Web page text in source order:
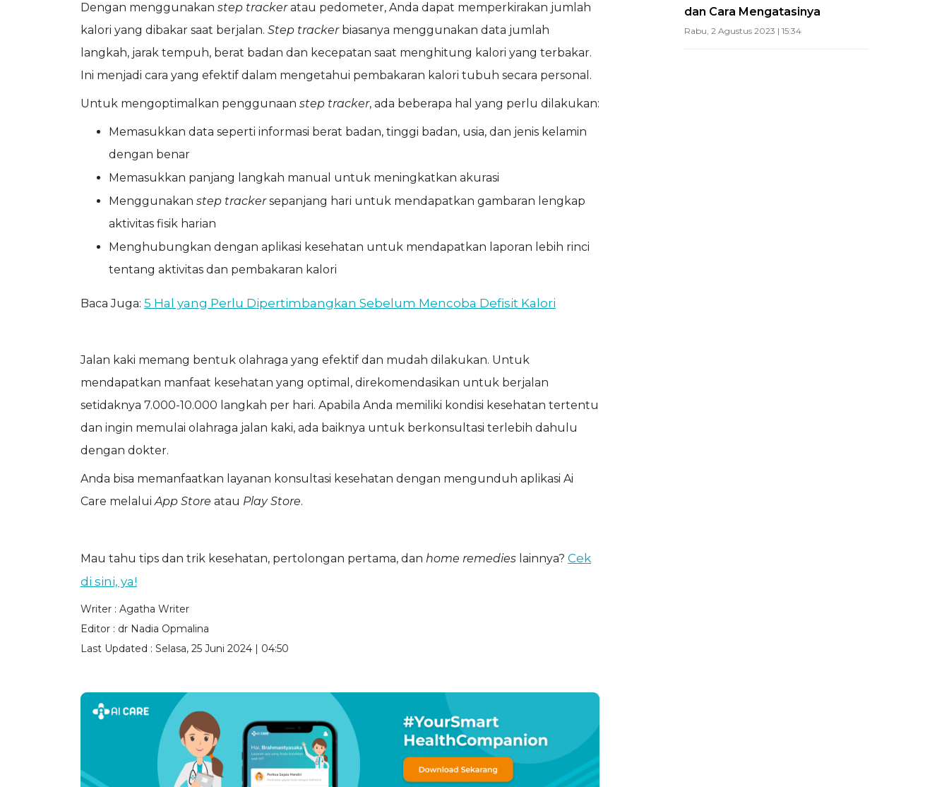
Dengan menggunakan step trackeratau pedometer, Anda dapat memperkirakan jumlah
kalori yang dibakar saat berjalan. Step trackerbiasanya menggunakan data jumlah
langkah, jarak tempuh, berat badan dan kecepatan saat menghitung kalori yang terbakar.
Ini menjadi cara yang efektif dalam mengetahui pembakaran kalori tubuh secara personal.
Untuk mengoptimalkan penggunaan step tracker, ada beberapa hal yang perlu dilakukan:
Memasukkan data seperti informasi berat badan, tinggi badan, usia, dan jenis kelamin
dengan benar
Memasukkan panjang langkah manual untuk meningkatkan akurasi
Menggunakan step trackersepanjang hari untuk mendapatkan gambaran lengkap
aktivitas fisik harian
Menghubungkan dengan aplikasi kesehatan untuk mendapatkan laporan lebih rinci
tentang aktivitas dan pembakaran kalori
Baca Juga: 5 Hal yang Perlu Dipertimbangkan Sebelum Mencoba Defisit Kalori
Jalan kaki memang bentuk olahraga yang efektif dan mudah dilakukan. Untuk
mendapatkan manfaat kesehatan yang optimal, direkomendasikan untuk berjalan
setidaknya 7.000-10.000 langkah per hari. Apabila Anda memiliki kondisi kesehatan tertentu
dan ingin memulai olahraga jalan kaki, ada baiknya untuk berkonsultasi terlebih dahulu
dengan dokter.
Anda bisa memanfaatkan layanan konsultasi kesehatan dengan mengunduh aplikasi Ai
Care melaluiApp Store atau Play Store.
Mau tahu tips dan trik kesehatan, pertolongan pertama, dan home remedies lainnya? Cek
di sini, ya!
Writer : Agatha Writer
Editor : dr Nadia Opmalina
Last Updated : Selasa, 25 Juni 2024 | 04:50
dan Cara Mengatasinya
Rabu, 2 Agustus 2023 | 15:34